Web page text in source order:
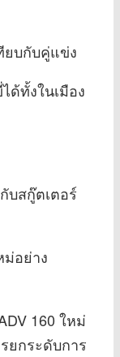
ยบกับคู่แข่ง
ด้ทั้งในเมือง
บสกู๊ตเตอร์
ม่อย่าง
160 ใหม่
ยกระดับการ